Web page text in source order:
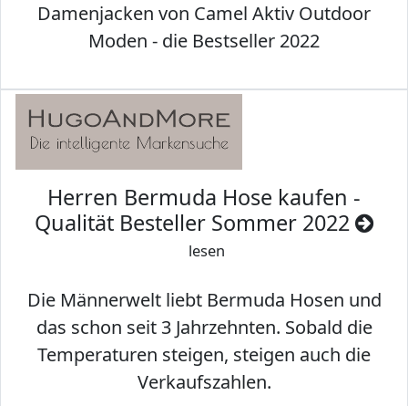
Damenjacken von Camel Aktiv Outdoor
Moden - die Bestseller 2022
Herren Bermuda Hose kaufen -
Qualität Besteller Sommer 2022
lesen
Die Männerwelt liebt Bermuda Hosen und
das schon seit 3 Jahrzehnten. Sobald die
Temperaturen steigen, steigen auch die
Verkaufszahlen.